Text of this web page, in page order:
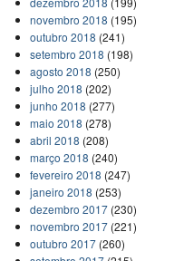
novembro 2018 (195)
outubro 2018 (241)
setembro 2018 (198)
agosto 2018 (250)
julho 2018 (202)
junho 2018 (277)
maio 2018 (278)
abril 2018 (208)
março 2018 (240)
fevereiro 2018 (247)
janeiro 2018 (253)
dezembro 2017(230)
novembro 2017(221)
outubro 2017(260)